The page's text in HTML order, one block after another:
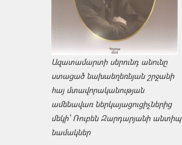
Ազատամարտի սերունդ անունը
ստացած նախաեղեռնյան շրջանի
հայ մտավորականության
ամենավառ ներկայացուցիչներից
մեկի՝ Ռուբեն Զարդարյանի անտիպ
նամակներ